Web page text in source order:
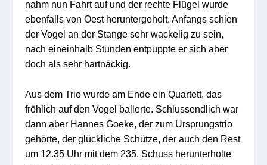
nahm nun Fahrt auf und der rechte Flügel wurde
ebenfalls von Oest heruntergeholt. Anfangs schien
der Vogel an der Stange sehr wackelig zu sein,
nach eineinhalb Stunden entpuppte er sich aber
doch als sehr hartnäckig.
Aus dem Trio wurde am Ende ein Quartett, das
fröhlich auf den Vogel ballerte. Schlussendlich war
dann aber Hannes Goeke, der zum Ursprungstrio
gehörte, der glückliche Schütze, der auch den Rest
um 12.35 Uhr mit dem 235. Schuss herunterholte